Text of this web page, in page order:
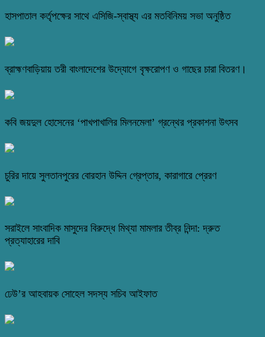
হাসপাতাল কর্তৃপক্ষের সাথে এসিজি-স্বাস্থ্য এর মতবিনিময় সভা অনুষ্ঠিত
ব্রাহ্মণবাড়িয়ায় তরী বাংলাদেশের উদ্যোগে বৃক্ষরোপণ ও গাছের চারা বিতরণ।
কবি জয়দুল হোসেনের ‘পাখপাখালির মিলনমেলা’ গ্রন্থের প্রকাশনা উৎসব
চুরির দায়ে সুলতানপুরের বোরহান উদ্দিন গ্রেপ্তার, কারাগারে প্রেরণ
সরাইলে সাংবাদিক মাসুদের বিরুদ্ধে মিথ্যা মামলার তীব্র নিন্দা: দ্রুত
প্রত্যাহারের দাবি
ঢেউ’র আহবায়ক সোহেল সদস্য সচিব আইফাত